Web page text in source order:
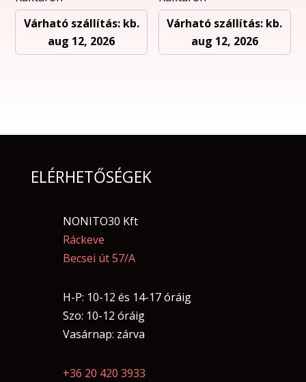
Várható szállítás: kb.
aug 12, 2026
Várható szállítás: kb.
aug 12, 2026
ELÉRHETŐSÉGEK
NONITO30 Kft
Ráckeve
Becsei út 57/A
H-P: 10-12 és 14-17 óráig
Szo: 10-12 óráig
Vasárnap: zárva
+36 20 420 3933